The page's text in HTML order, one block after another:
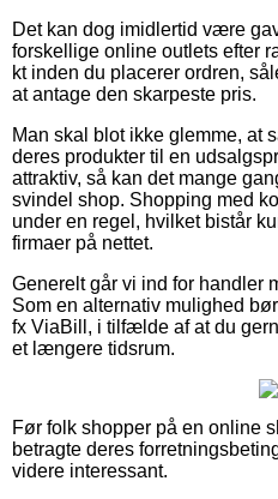
Det kan dog imidlertid være
forskellige online outlets efter
kt inden du placerer ordren,
at antage den skarpeste pris.
Man skal blot ikke glemme, at
deres produkter til en
attraktiv, så kan det mange
svindel shop. Shopping med
under en regel, hvilket bistår
firmaer på nettet.
Generelt går vi ind for handler
Som en alternativ mulighed
fx ViaBill, i tilfælde af at du
et længere tidsrum.
Før folk shopper på en online
betragte deres
videre interessant.